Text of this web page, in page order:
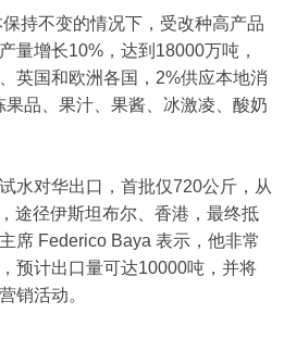
持不变的情况下，受改种高产品
量增长10%，达到18000万吨，
英国和欧洲各国，2%供应本地消
品、果汁、果酱、冰激凌、酸奶
水对华出口，首批仅720公斤，从
途径伊斯坦布尔、香港，最终抵
席 Federico Baya 表示，他非常
预计出口量可达10000吨，并将
销活动。